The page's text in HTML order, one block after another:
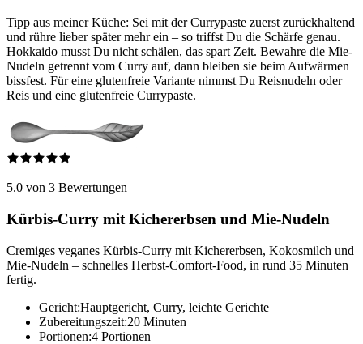
Tipp aus meiner Küche: Sei mit der Currypaste zuerst zurückhaltend
und rühre lieber später mehr ein – so triffst Du die Schärfe genau.
Hokkaido musst Du nicht schälen, das spart Zeit. Bewahre die Mie-
Nudeln getrennt vom Curry auf, dann bleiben sie beim Aufwärmen
bissfest. Für eine glutenfreie Variante nimmst Du Reisnudeln oder
Reis und eine glutenfreie Currypaste.
5.0 von 3 Bewertungen
Kürbis-Curry mit Kichererbsen und Mie-Nudeln
Cremiges veganes Kürbis-Curry mit Kichererbsen, Kokosmilch und
Mie-Nudeln – schnelles Herbst-Comfort-Food, in rund 35 Minuten
fertig.
Gericht:Hauptgericht, Curry, leichte Gerichte
Zubereitungszeit:20 Minuten
Portionen:4 Portionen